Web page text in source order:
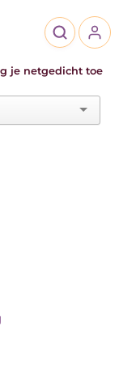
je netgedicht toe